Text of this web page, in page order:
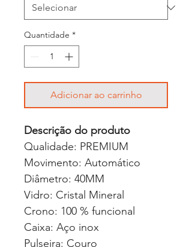
Quantidade *
Adicionar ao carrinho
Descrição do produto
Qualidade: PREMIUM
Movimento: Automático
Diâmetro: 40MM
Vidro: Cristal Mineral
Crono: 100 % funcional
Caixa: Aço inox
Pulseira: Couro